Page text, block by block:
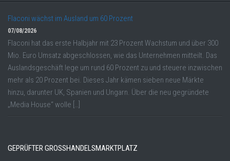
Flaconi wächst im Ausland um 60 Prozent
07/08/2026
Flaconi hat das erste Halbjahr mit 23 Prozent Wachstum und über 300
Mio. Euro Umsatz abgeschlossen, wie das Unternehmen mitteilt. Das
Auslandsgeschäft lege um rund 60 Prozent zu und steuere inzwischen
mehr als 20 Prozent bei. Dieses Jahr kämen sieben neue Märkte
hinzu, darunter UK, Spanien und Ungarn. Über die neu gegründete
„Media House“ wolle […]
GEPRÜFTER GROSSHANDELSMARKTPLATZ